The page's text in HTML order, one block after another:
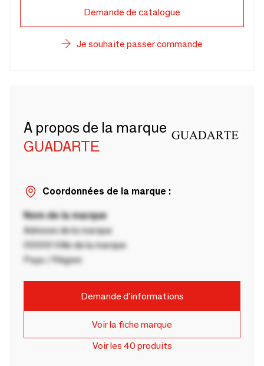
Demande de catalogue
Je souhaite passer commande
A propos de la marque
GUADARTE
Coordonnées de la marque :
Nom de la marque
Adresse de la marque
00000 Ville de la marque
Pays / Région
Demande d'informations
Voir la fiche marque
Voir les 40 produits